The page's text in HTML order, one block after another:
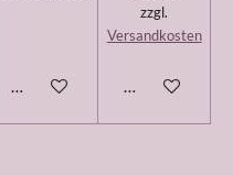
In den Warenkorb
zzgl.
Versandkosten
In den